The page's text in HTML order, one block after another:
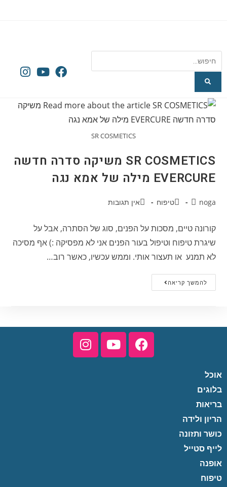
SR COSMETICS
SR COSMETICS משיקה סדרה חדשה
EVERCURE מילה של אמא נגה
noga טיפוח אין תגובות
קורונה טיים, מסכות על הפנים, סוג של הסתרה, אבל על
שיגרת טיפוח וטיפול בעור הפנים אני לא מפסיקה :) אף מסיכה
לא תמנע או תעצור אותי. וממש עכשיו, כאשר רוב…
להמשך קריאה
אוכל
בלוגים
בריאות
הריון ולידה
כושר ותזונה
לייף סטייל
אופנה
טיפוח